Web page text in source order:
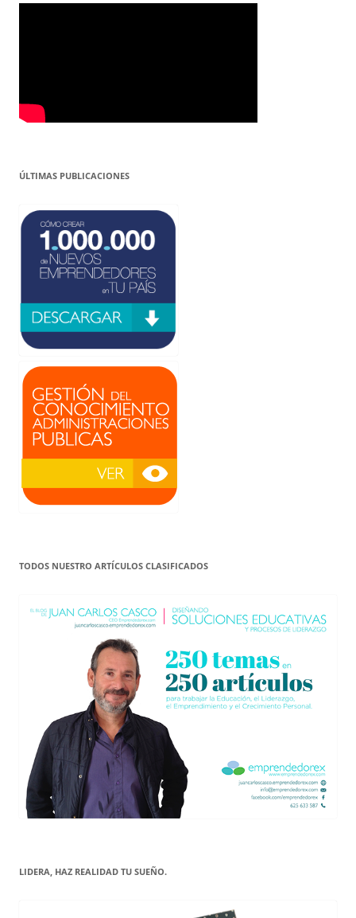
ÚLTIMAS PUBLICACIONES
TODOS NUESTRO ARTÍCULOS CLASIFICADOS
LIDERA, HAZ REALIDAD TU SUEÑO.